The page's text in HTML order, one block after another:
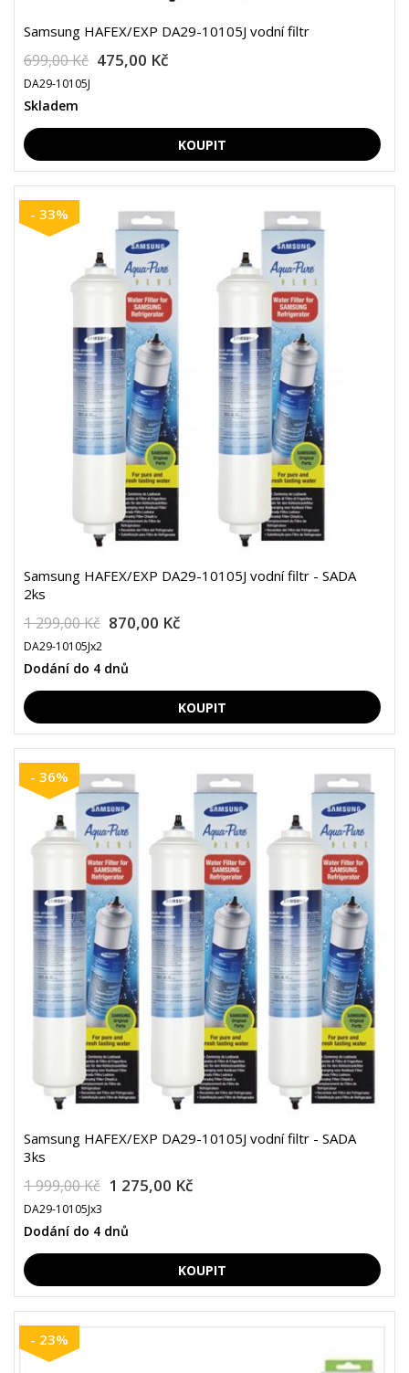
Samsung HAFEX/EXP DA29-10105J vodní filtr
699,00 Kč 475,00 Kč
DA29-10105J
Skladem
- 33%
Samsung HAFEX/EXP DA29-10105J vodní filtr - SADA
2ks
1 299,00 Kč 870,00 Kč
DA29-10105Jx2
Dodání do 4 dnů
- 36%
Samsung HAFEX/EXP DA29-10105J vodní filtr - SADA
3ks
1 999,00 Kč 1 275,00 Kč
DA29-10105Jx3
Dodání do 4 dnů
- 23%